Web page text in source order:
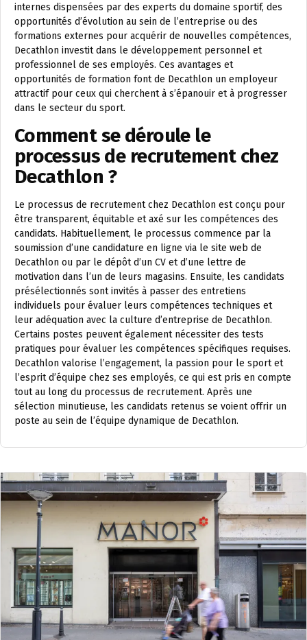
internes dispensées par des experts du domaine sportif, des
opportunités d’évolution au sein de l’entreprise ou des
formations externes pour acquérir de nouvelles compétences,
Decathlon investit dans le développement personnel et
professionnel de ses employés. Ces avantages et
opportunités de formation font de Decathlon un employeur
attractif pour ceux qui cherchent à s’épanouir et à progresser
dans le secteur du sport.
Comment se déroule le
processus de recrutement chez
Decathlon ?
Le processus de recrutement chez Decathlon est conçu pour
être transparent, équitable et axé sur les compétences des
candidats. Habituellement, le processus commence par la
soumission d’une candidature en ligne via le site web de
Decathlon ou par le dépôt d’un CV et d’une lettre de
motivation dans l’un de leurs magasins. Ensuite, les candidats
présélectionnés sont invités à passer des entretiens
individuels pour évaluer leurs compétences techniques et
leur adéquation avec la culture d’entreprise de Decathlon.
Certains postes peuvent également nécessiter des tests
pratiques pour évaluer les compétences spécifiques requises.
Decathlon valorise l’engagement, la passion pour le sport et
l’esprit d’équipe chez ses employés, ce qui est pris en compte
tout au long du processus de recrutement. Après une
sélection minutieuse, les candidats retenus se voient offrir un
poste au sein de l’équipe dynamique de Decathlon.